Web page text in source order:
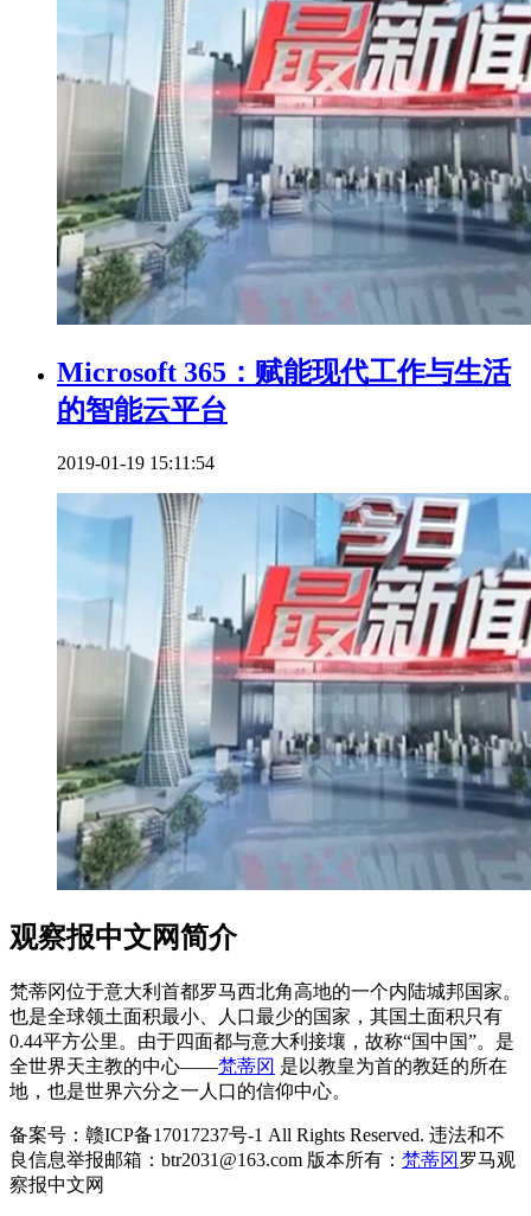
Microsoft 365：赋能现代工作与生活
的智能云平台
2019-01-19 15:11:54
观察报中文网简介
梵蒂冈位于意大利首都罗马西北角高地的一个内陆城邦国家。
也是全球领土面积最小、人口最少的国家，其国土面积只有
0.44平方公里。由于四面都与意大利接壤，故称“国中国”。是
全世界天主教的中心——梵蒂冈 是以教皇为首的教廷的所在
地，也是世界六分之一人口的信仰中心。
备案号：赣ICP备17017237号-1 All Rights Reserved. 违法和不
良信息举报邮箱：btr2031@163.com 版本所有： 梵蒂冈 罗马观
察报中文网